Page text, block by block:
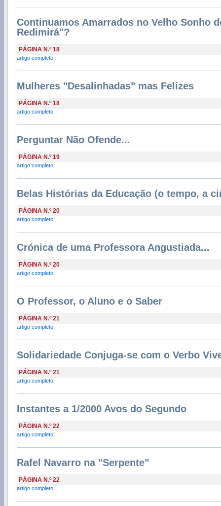
Continuamos Amarrados no Velho Sonho
Redimirá"?
PÁGINA N.º 18
artigo completo
Mulheres "Desalinhadas" mas Felizes
PÁGINA N.º 18
artigo completo
Perguntar Não Ofende...
PÁGINA N.º 19
artigo completo
Belas Histórias da Educação (o tempo, a
PÁGINA N.º 20
artigo completo
Crónica de uma Professora Angustiada...
PÁGINA N.º 20
artigo completo
O Professor, o Aluno e o Saber
PÁGINA N.º 21
artigo completo
Solidariedade Conjuga-se com o Verbo
PÁGINA N.º 21
artigo completo
Instantes a 1/2000 Avos do Segundo
PÁGINA N.º 22
artigo completo
Rafel Navarro na "Serpente"
PÁGINA N.º 22
artigo completo